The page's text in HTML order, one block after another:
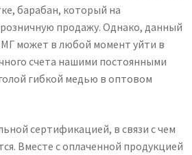
барабан, который на
продажу. Однако, данный
может в любой момент уйти в
счета нашими постоянными
гибкой медью в оптовом
сертификацией, в связи с чем
Вместе с оплаченной продукцией